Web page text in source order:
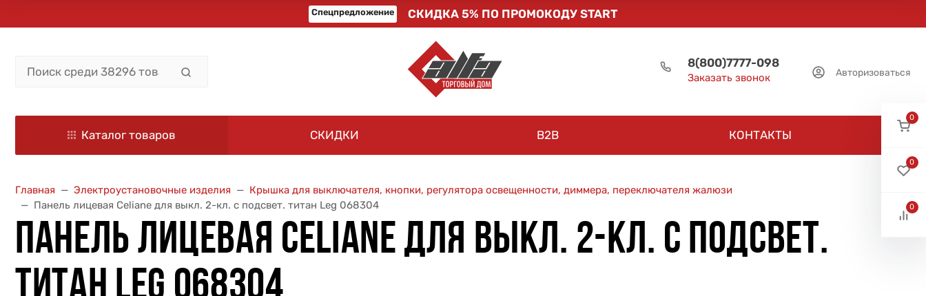
Спецпредложение СКИДКА 5% ПО ПРОМОКОДУ START
8(800)7777-098
Заказать звонок Авторизоваться
Каталог товаров СКИДКИ B2B КОНТАКТЫ
Главная Электроустановочные изделия
Крышка для выключателя, кнопки, регулятора освещенности, диммера, переключателя жалюзи
Панель лицевая Celiane для выкл. 2-кл. с подсвет. титан Leg 068304
ПАНЕЛЬ ЛИЦЕВАЯ CELIANE ДЛЯ ВЫКЛ. 2-КЛ. С ПОДСВЕТ.
0
0
0